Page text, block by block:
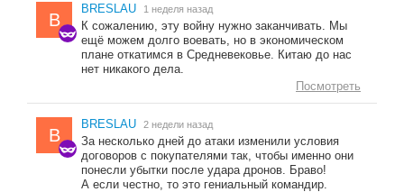
B
BRESLAU 1 неделя назад
К сожалению, эту войну нужно заканчивать. Мы
ещё можем долго воевать, но в экономическом
плане откатимся в Средневековье. Китаю до нас
нет никакого дела.
Посмотреть
B
BRESLAU 2 недели назад
За несколько дней до атаки изменили условия
договоров с покупателями так, чтобы именно они
понесли убытки после удара дронов. Браво!
А если честно, то это гениальный командир.